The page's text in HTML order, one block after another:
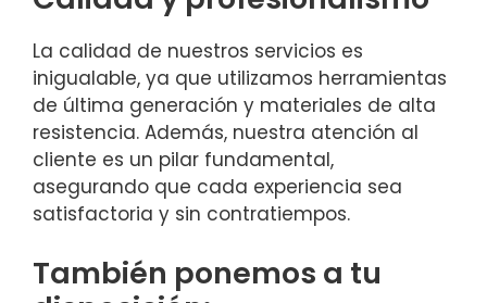
La calidad de nuestros servicios es
inigualable, ya que utilizamos herramientas
de última generación y materiales de alta
resistencia. Además, nuestra atención al
cliente es un pilar fundamental,
asegurando que cada experiencia sea
satisfactoria y sin contratiempos.
También ponemos a tu